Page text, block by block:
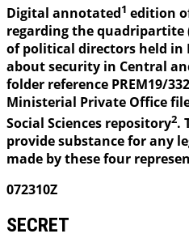
Digital annotated1 edition
regarding the quadripartite
of political directors held in
about security in Central
folder reference PREM19/
Ministerial Private Office
Social Sciences repository2.
provide substance for any
made by these four
072310Z
SECRET